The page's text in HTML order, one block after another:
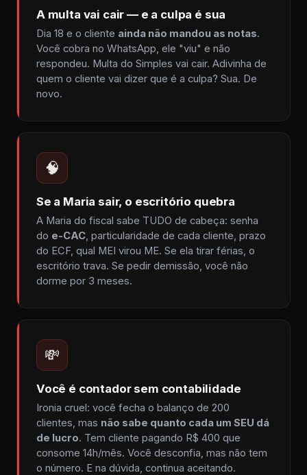
A multa vai cair — e a culpa é sua
Dia 18 e o cliente ainda não mandou as notas.
Você cobra no WhatsApp, ele "viu" e não
respondeu. Multa do Simples vai cair. Adivinha de
quem o cliente vai dizer que é a culpa? Sua. De
novo.
🧠
Se a Maria sair, o escritório quebra
A Maria do fiscal sabe TUDO de cabeça: senha
do e-CAC, particularidade de cada cliente, prazo
do ECF, qual MEI virou ME. Se ela tirar férias, o
escritório trava. Se pedir demissão, você não
dorme por 3 meses.
💸
Você é contador sem contabilidade
Ironia cruel: você fecha o balanço de 200
clientes, mas não sabe quanto cada um SEU dá
de lucro. Tem cliente pagando R$ 400 que
consome 14h/mês. Você desconfia, mas não tem
o número. E na dúvida, continua aceitando.